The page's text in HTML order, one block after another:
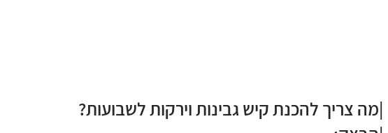
|מה צריך להכנת קיש גבינות וירקות לשבועות?